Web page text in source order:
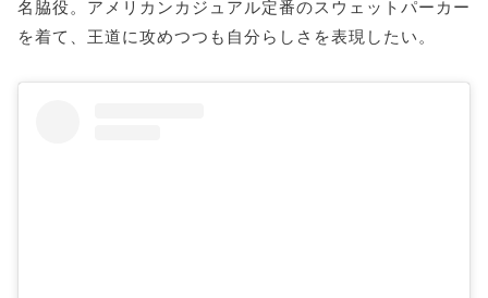
名脇役。アメリカンカジュアル定番のスウェットパーカー
を着て、王道に攻めつつも自分らしさを表現したい。